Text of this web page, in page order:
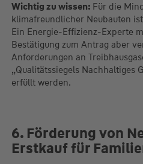
Wichtig zu wissen: Für die
klimafreundlicher Neubauten ist
Ein Energie-Effizienz-Experte
Bestätigung zum Antrag aber
Anforderungen an
„Qualitätssiegels Nachhaltiges
erfüllt werden.
6. Förderung von
Erstkauf für